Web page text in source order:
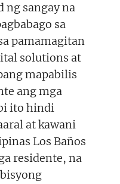
ng sangay na
sa
pamamagitan
solutions at
mapabilis
ang mga
ito hindi
at kawani
Los Baños
residente, na